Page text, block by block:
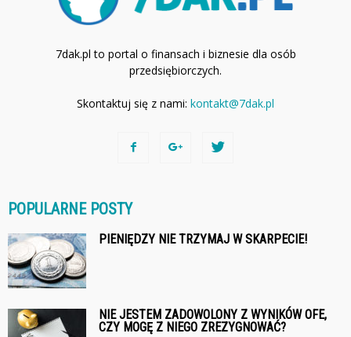
7dak.pl to portal o finansach i biznesie dla osób
przedsiębiorczych.
Skontaktuj się z nami: kontakt@7dak.pl
POPULARNE POSTY
PIENIĘDZY NIE TRZYMAJ W SKARPECIE!
NIE JESTEM ZADOWOLONY Z WYNIKÓW OFE,
CZY MOGĘ Z NIEGO ZREZYGNOWAĆ?